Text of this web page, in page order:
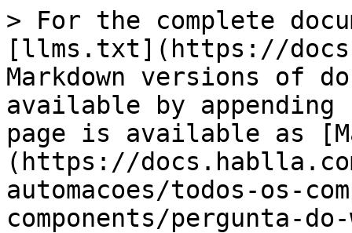
> For the complete
[llms.txt](https://
Markdown versions of
available by
page is available as
(https://
automacoes/todos-os-
components/pergunta-